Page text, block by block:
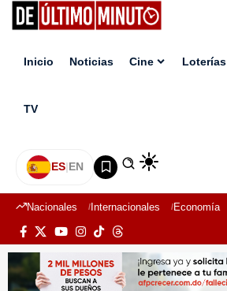
Inicio Noticias Cine Loterías
TV
ES|EN
Nacionales Internacionales Economía